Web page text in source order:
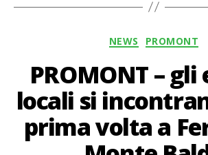
Categorie
NEWS PROMONT
PROMONT –
locali si
prima volta a